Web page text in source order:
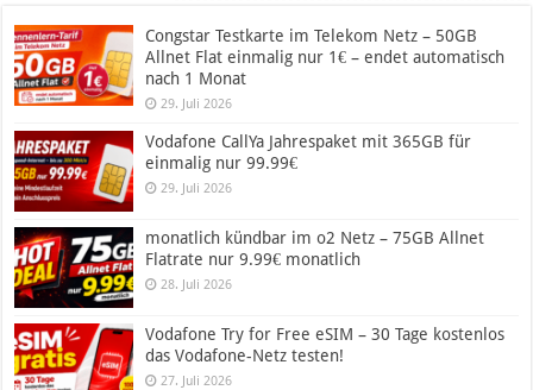
Congstar Testkarte im Telekom Netz – 50GB
Allnet Flat einmalig nur 1€ – endet automatisch
nach 1 Monat
29. Juli 2026
Vodafone CallYa Jahrespaket mit 365GB für
einmalig nur 99.99€
29. Juli 2026
monatlich kündbar im o2 Netz – 75GB Allnet
Flatrate nur 9.99€ monatlich
28. Juli 2026
Vodafone Try for Free eSIM – 30 Tage kostenlos
das Vodafone-Netz testen!
27. Juli 2026